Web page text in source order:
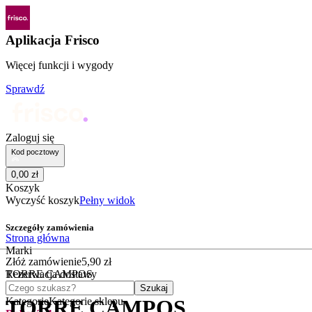
Aplikacja Frisco
Więcej funkcji i wygody
Sprawdź
Zaloguj się
Kod pocztowy
0,00 zł
Koszyk
Wyczyść koszykPełny widok
Szczegóły zamówienia
Złóż zamówienie5,90 zł
Rezerwacja dostawy
Czego szukasz?
Szukaj
KategorieKategorie sklepu
Strona główna
Marki
TORRE CAMPOS